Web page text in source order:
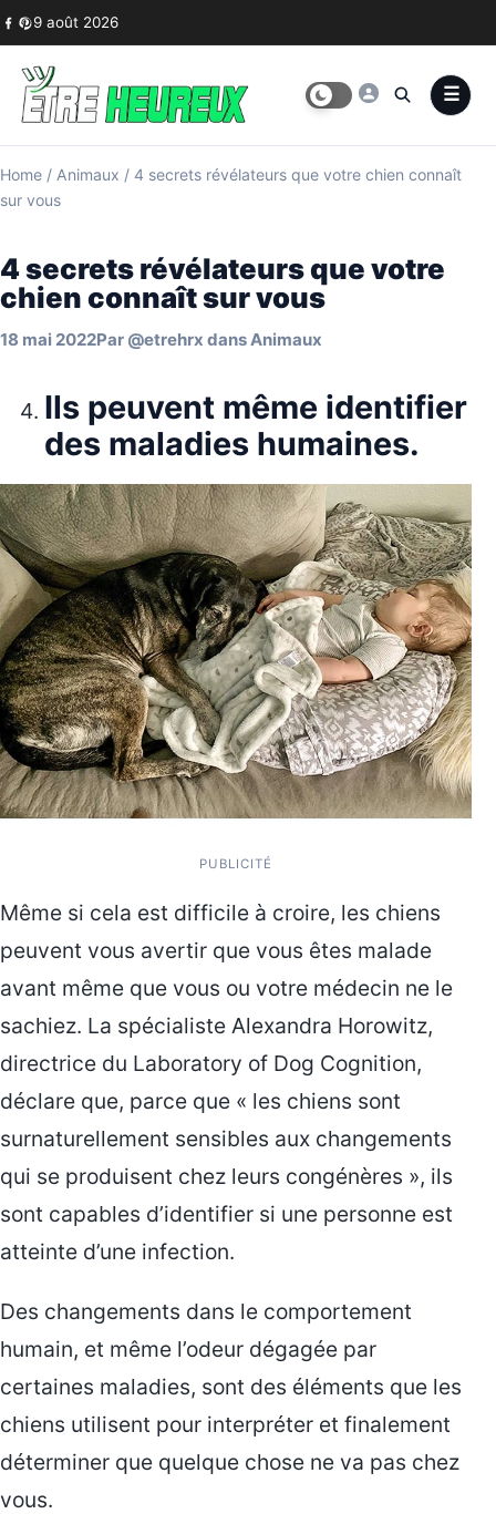
Skip to content
9 août 2026
Home / Animaux / 4 secrets révélateurs que votre chien connaît
sur vous
4 secrets révélateurs que votre
chien connaît sur vous
18 mai 2022Par @etrehrx dansAnimaux
Ils peuvent même identifier
des maladies humaines.
PUBLICITÉ
Même si cela est difficile à croire, les chiens
peuvent vous avertir que vous êtes malade
avant même que vous ou votre médecin ne le
sachiez. La spécialiste Alexandra Horowitz,
directrice du Laboratory of Dog Cognition,
déclare que, parce que « les chiens sont
surnaturellement sensibles aux changements
qui se produisent chez leurs congénères », ils
sont capables d’identifier si une personne est
atteinte d’une infection.
Des changements dans le comportement
humain, et même l’odeur dégagée par
certaines maladies, sont des éléments que les
chiens utilisent pour interpréter et finalement
déterminer que quelque chose ne va pas chez
vous.